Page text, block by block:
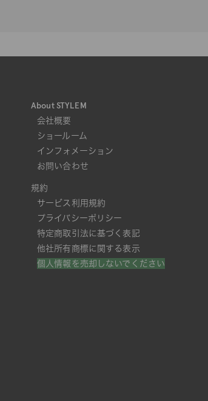
About STYLEM
会社概要
ショールーム
インフォメーション
お問い合わせ
規約
サービス利用規約
プライバシーポリシー
特定商取引法に基づく表記
他社所有商標に関する表示
個人情報を売却しないでください